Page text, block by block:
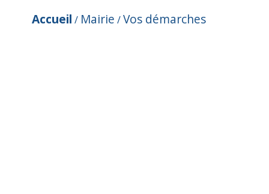
Accueil / Mairie /Vos démarches